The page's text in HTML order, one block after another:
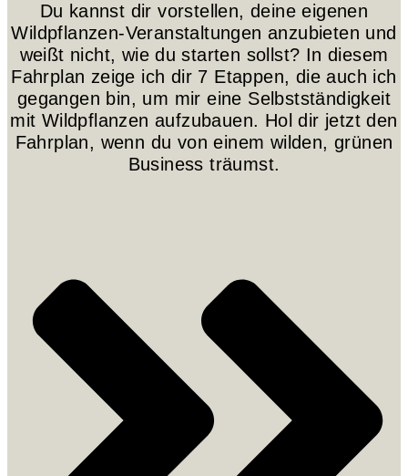
Du kannst dir vorstellen, deine eigenen
Wildpflanzen-Veranstaltungen anzubieten und
weißt nicht, wie du starten sollst? In diesem
Fahrplan zeige ich dir 7 Etappen, die auch ich
gegangen bin, um mir eine Selbstständigkeit
mit Wildpflanzen aufzubauen. Hol dir jetzt den
Fahrplan, wenn du von einem wilden, grünen
Business träumst.